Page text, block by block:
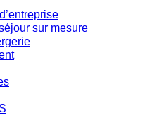
sur mesure